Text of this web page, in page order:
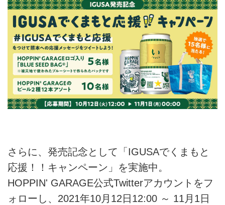
さらに、発売記念として「IGUSAでくまもと
応援！！キャンペーン」を実施中。
HOPPIN' GARAGE公式Twitterアカウントをフ
ォローし、2021年10月12日12:00 ～ 11月1日